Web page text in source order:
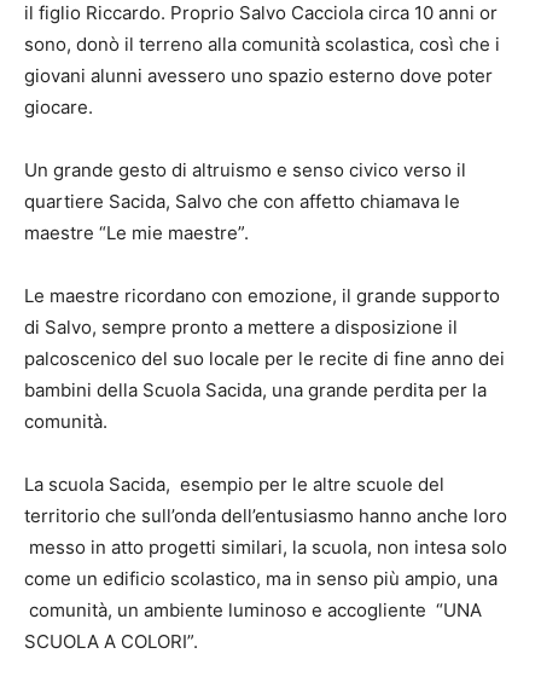
il figlio Riccardo. Proprio Salvo Cacciola circa 10 anni or
sono, donò il terreno alla comunità scolastica, così che i
giovani alunni avessero uno spazio esterno dove poter
giocare.
Un grande gesto di altruismo e senso civico verso il
quartiere Sacida, Salvo che con affetto chiamava le
maestre “Le mie maestre”.
Le maestre ricordano con emozione, il grande supporto
di Salvo, sempre pronto a mettere a disposizione il
palcoscenico del suo locale per le recite di fine anno dei
bambini della Scuola Sacida, una grande perdita per la
comunità.
La scuola Sacida, esempio per le altre scuole del
territorio che sull’onda dell’entusiasmo hanno anche loro
messo in atto progetti similari, la scuola, non intesa solo
come un edificio scolastico, ma in senso più ampio, una
comunità, un ambiente luminoso e accogliente “UNA
SCUOLA A COLORI”.